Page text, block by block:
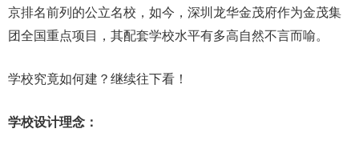
京排名前列的公立名校，如今，深圳龙华金茂府作为金茂集
团全国重点项目，其配套学校水平有多高自然不言而喻。
学校究竟如何建？继续往下看！
学校设计理念：